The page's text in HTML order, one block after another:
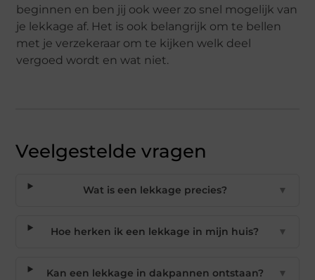
beginnen en ben jij ook weer zo snel mogelijk van
je lekkage af. Het is ook belangrijk om te bellen
met je verzekeraar om te kijken welk deel
vergoed wordt en wat niet.
Veelgestelde vragen
Wat is een lekkage precies? ▼
Hoe herken ik een lekkage in mijn huis? ▼
Kan een lekkage in dakpannen ontstaan? ▼